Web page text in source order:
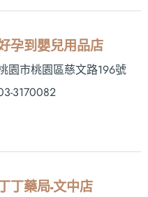
孕到嬰兒用品店
園市桃園區慈文路196號
3170082
丁藥局-文中店